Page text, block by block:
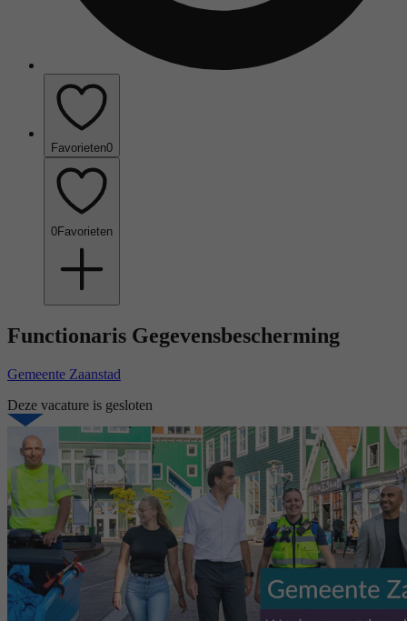
Favorieten0
0Favorieten
Functionaris Gegevensbescherming
Gemeente Zaanstad
Deze vacature is gesloten